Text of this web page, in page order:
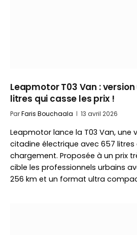
Leapmotor T03 Van :
litres qui casse les prix !
ParFaris Bouchaala 13 avril 2026
Leapmotor lance la T03 Van, une
citadine électrique avec 657 litres
chargement. Proposée à un prix
cible les professionnels urbains
256 km et un format ultra